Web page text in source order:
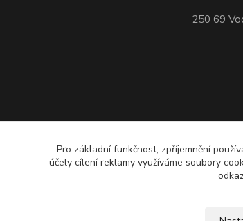
250 69
Pro základní funkčnost, zpříjemnění
účely cílení reklamy využíváme soubory